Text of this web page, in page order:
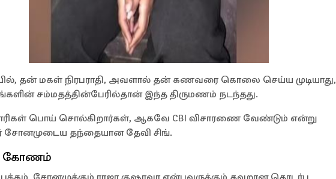
தன் மகள் நிரபராதி, அவளால் தன் கணவரை கொலை செய்ய முடியாது,
சம்மதத்தின்பேரில்தான் இந்த திருமணம் நடந்தது.
பொய் சொல்கிறார்கள், ஆகவே CBI விசாரணை வேண்டும் என்று
சோனமுடைய தந்தையான தேவி சிங்.
கோணம்